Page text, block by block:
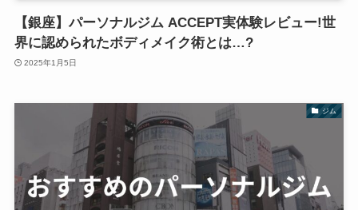
【銀座】パーソナルジム ACCEPT実体験レビュー!世
界に認められたボディメイク術とは…?
2025年1月5日
ジム